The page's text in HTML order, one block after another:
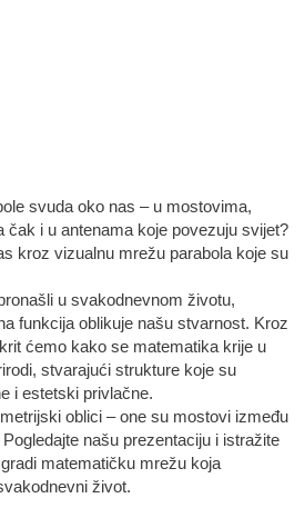
svuda oko nas – u mostovima,
čak i u antenama koje povezuju svijet?
kroz vizualnu mrežu parabola koje su
u svakodnevnom životu,
funkcija oblikuje našu stvarnost. Kroz
ćemo kako se matematika krije u
stvarajući strukture koje su
i estetski privlačne.
oblici – one su mostovi između
našu prezentaciju i istražite
matematičku mrežu koja
život.